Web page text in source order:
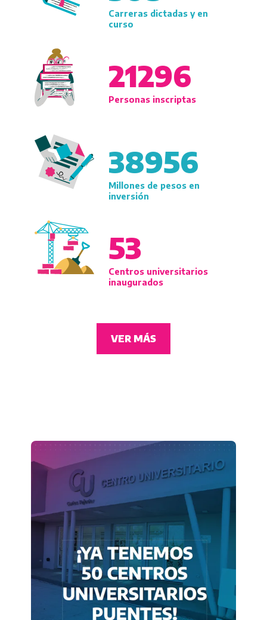
Carreras dictadas y en
curso
21296
Personas inscriptas
38956
Millones de pesos en
inversión
53
Centros universitarios
inaugurados
VER MÁS